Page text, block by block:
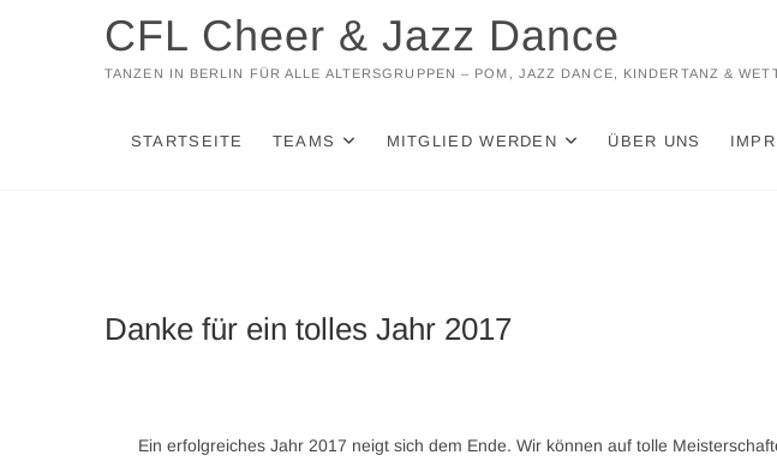
CFL Cheer & Jazz Dance
TANZEN IN BERLIN FÜR ALLE ALTERSGRUPPEN – POM, JAZZ DANCE, KINDERTANZ &
STARTSEITE TEAMS MITGLIED WERDEN ÜBER UNS
Danke für ein tolles Jahr 2017
Ein erfolgreiches Jahr 2017 neigt sich dem Ende. Wir können auf tolle